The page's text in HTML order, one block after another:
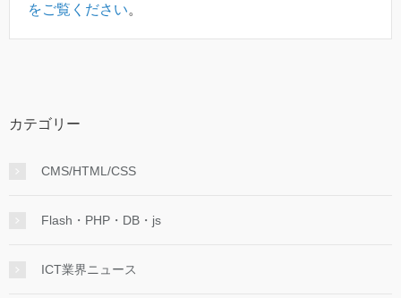
をご覧ください。
カテゴリー
CMS/HTML/CSS
Flash・PHP・DB・js
ICT業界ニュース